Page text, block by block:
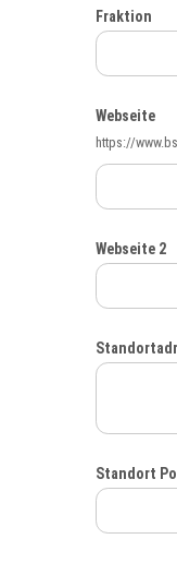
Fraktion
Webseite
https://
Webseite 2
Standort